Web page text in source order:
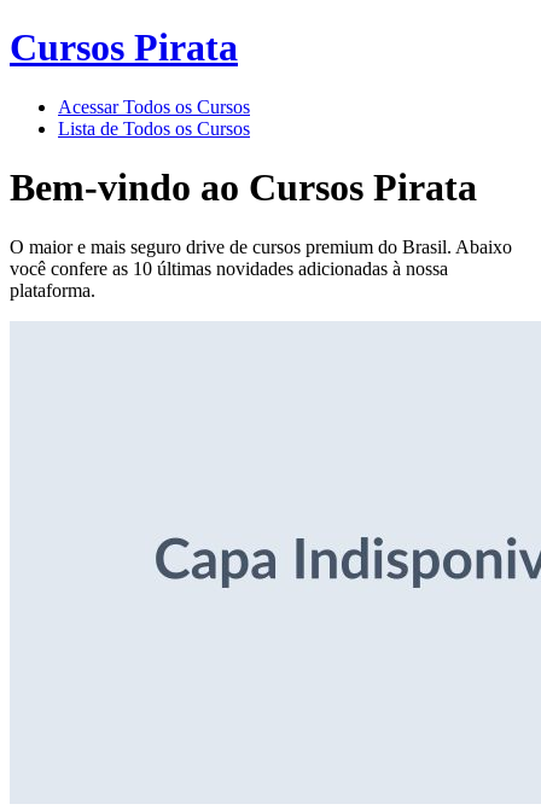
Cursos Pirata
Acessar Todos os Cursos
Lista de Todos os Cursos
Bem-vindo ao Cursos Pirata
O maior e mais seguro drive de cursos premium do Brasil. Abaixo
você confere as 10 últimas novidades adicionadas à nossa
plataforma.